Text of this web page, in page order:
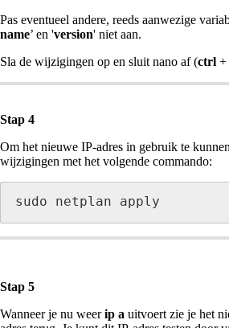
Pas eventueel andere, reeds aanwezige
name’ en 'version' niet aan.
Sla de wijzigingen op en sluit nano af (ctrl +
Stap 4
Om het nieuwe IP-adres in gebruik te
wijzigingen met het volgende commando:
sudo netplan apply
Stap 5
Wanneer je nu weerip a uitvoert zie je het